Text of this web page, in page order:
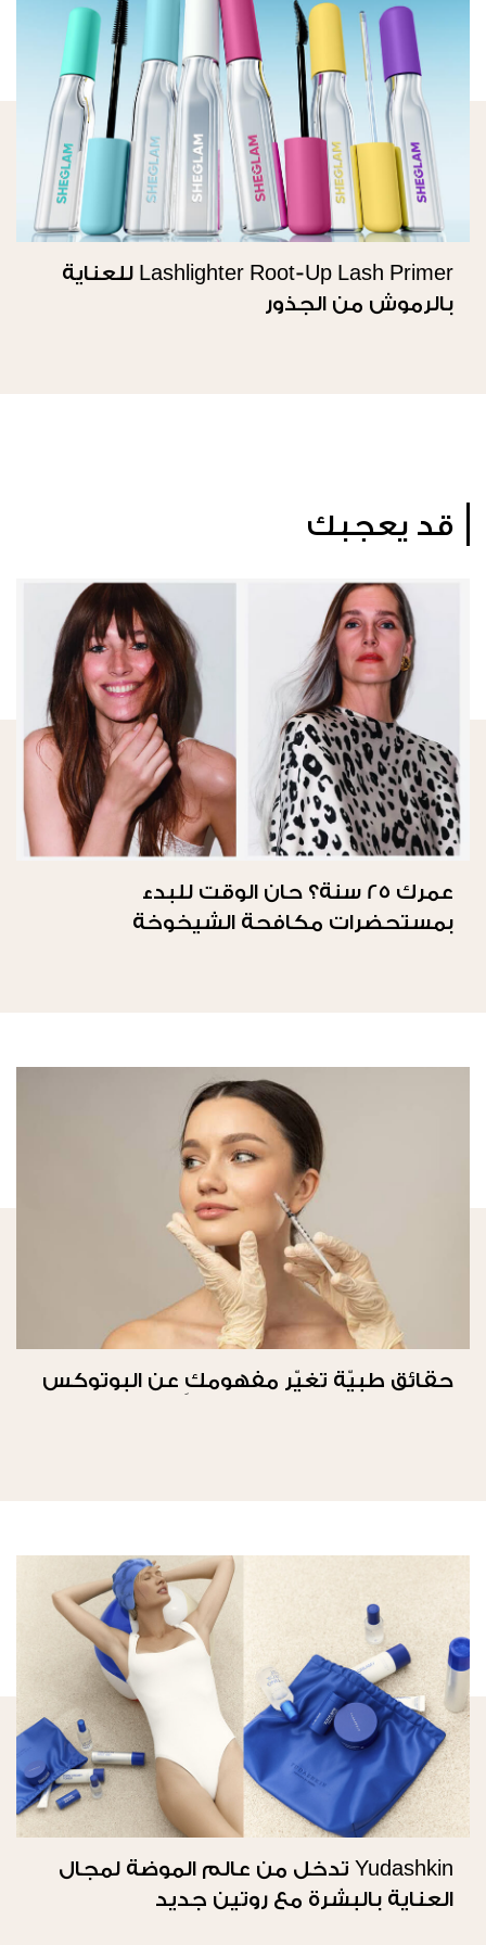
Lashlighter Root-Up Lash Primer للعناية
بالرموش من الجذور
قد يعجبك
عمرك 25 سنة؟ حان الوقت للبدء
بمستحضرات مكافحة الشيخوخة
حقائق طبيّة تغيّر مفهومكِ عن البوتوكس
Yudashkin تدخل من عالم الموضة لمجال
العناية بالبشرة مع روتين جديد